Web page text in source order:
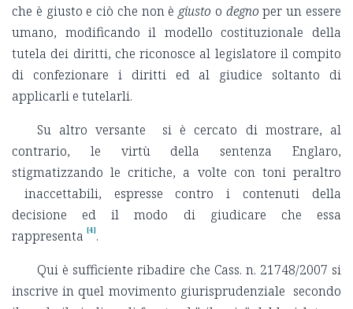
che è giusto e ciò che non ègiusto o degno per un essere
umano, modificando il modello costituzionale della
tutela dei diritti, che riconosce al legislatore il compito
di confezionare i diritti ed al giudice soltanto di
applicarli e tutelarli.
Su altro versante si è cercato di mostrare, al
contrario, le virtù della sentenza Englaro,
stigmatizzando le critiche, a volte con toni peraltro
inaccettabili, espresse contro i contenuti della
decisione ed il modo di giudicare che essa
rappresenta [4].
Qui è sufficiente ribadire che Cass. n. 21748/2007 si
inscrive in quel movimento giurisprudenziale secondo